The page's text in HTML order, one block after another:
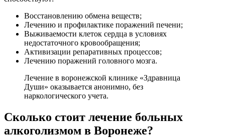
Восстановлению обмена веществ;
Лечению и профилактике поражений печени;
Выживаемости клеток сердца в условиях
недостаточного кровообращения;
Активизации репаративных процессов;
Лечению поражений головного мозга.
Лечение в воронежской клинике «Здравница
Души» оказывается анонимно, без
наркологического учета.
Сколько стоит лечение больных
алкоголизмом в Воронеже?